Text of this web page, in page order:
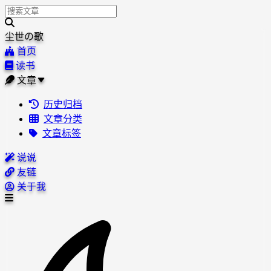
尘世の歌
首页
读书
文章
历史归档
文章分类
文章标签
说说
友链
关于我